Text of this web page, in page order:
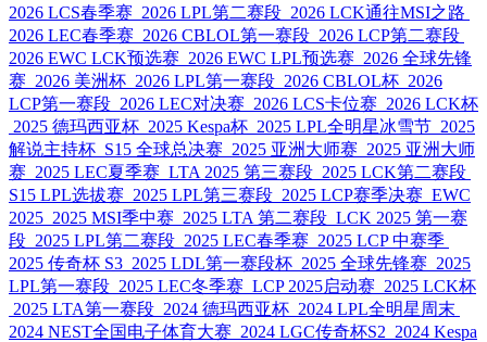
2026 LCS春季赛 2026 LPL第二赛段 2026 LCK通往MSI之路
2026 LEC春季赛 2026 CBLOL第一赛段 2026 LCP第二赛段
2026 EWC LCK预选赛 2026 EWC LPL预选赛 2026 全球先锋
赛 2026 美洲杯 2026 LPL第一赛段 2026 CBLOL杯 2026
LCP第一赛段 2026 LEC对决赛 2026 LCS卡位赛 2026 LCK杯
2025 德玛西亚杯 2025 Kespa杯 2025 LPL全明星冰雪节 2025
解说主持杯 S15 全球总决赛 2025 亚洲大师赛 2025 亚洲大师
赛 2025 LEC夏季赛 LTA 2025 第三赛段 2025 LCK第二赛段
S15 LPL选拔赛 2025 LPL第三赛段 2025 LCP赛季决赛 EWC
2025 2025 MSI季中赛 2025 LTA 第二赛段 LCK 2025 第一赛
段 2025 LPL第二赛段 2025 LEC春季赛 2025 LCP 中赛季
2025 传奇杯 S3 2025 LDL第一赛段杯 2025 全球先锋赛 2025
LPL第一赛段 2025 LEC冬季赛 LCP 2025启动赛 2025 LCK杯
2025 LTA第一赛段 2024 德玛西亚杯 2024 LPL全明星周末
2024 NEST全国电子体育大赛 2024 LGC传奇杯S2 2024 Kespa